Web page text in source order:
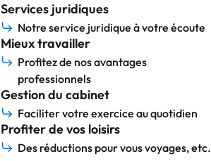
Services juridiques
Notre service juridique à votre écoute
Mieux travailler
Profitez de nos avantages
professionnels
Gestion du cabinet
Faciliter votre exercice au quotidien
Profiter de vos loisirs
Des réductions pour vous voyages, etc.